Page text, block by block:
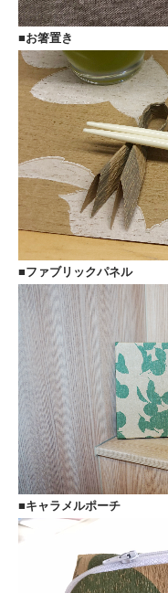
■お箸置き
■ファブリックパネル
■キャラメルポーチ